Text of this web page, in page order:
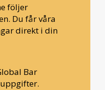
följer
Du får våra
direkt i din
Bar